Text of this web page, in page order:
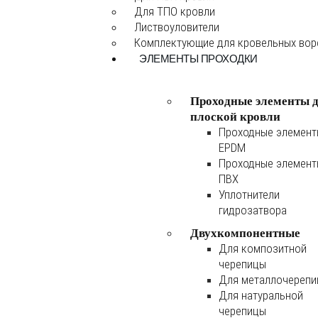
Для ТПО кровли
Листвоуловители
Комплектующие для кровельных
ЭЛЕМЕНТЫ ПРОХОДКИ
Проходные элементы
плоской кровли
Проходные
EPDM
Проходные
ПВХ
Уплотнители
гидрозатвора
Двухкомпонентные
Для композитной
черепицы
Для
Для натуральной
черепицы